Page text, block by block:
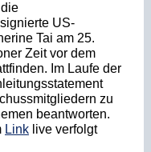
US-
Tai am 25.
Zeit vor dem
Im Laufe der
zu
beantworten.
Link live verfolgt